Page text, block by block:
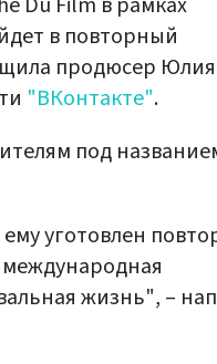
в повторный
продюсер Юлия
"ВКонтакте".
под
уготовлен
жизнь", –